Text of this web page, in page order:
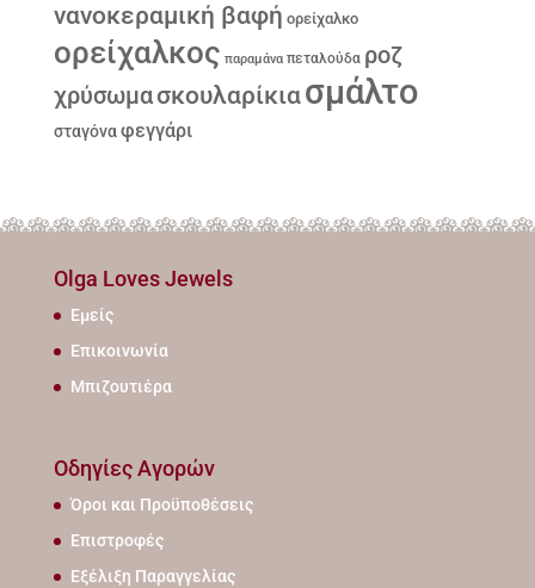
νανοκεραμική βαφή ορείχαλκο
ορείχαλκος παραμάνα πεταλούδα ροζ
χρύσωμασκουλαρίκιασμάλτο
σταγόνα φεγγάρι
Olga Loves Jewels
Εμείς
Επικοινωνία
Μπιζουτιέρα
Οδηγίες Αγορών
Όροι και Προϋποθέσεις
Επιστροφές
Εξέλιξη Παραγγελίας